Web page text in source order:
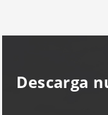
Descarga